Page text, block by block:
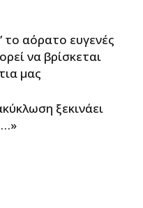
το αόρατο ευγενές
να βρίσκεται
μας
ξεκινάει